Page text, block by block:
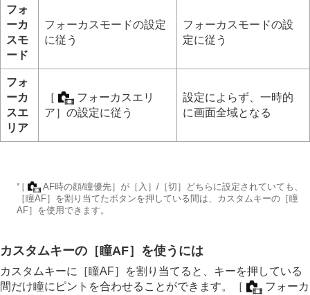
カメラの設定を変更する
スマートフォンでできること
パソコンでできること
クラウドサービスを利用する
資料
故障かな？と思ったら
フォ
ーカ
スモ
ード
フォーカスモードの設定
に従う
フォーカスモードの設
定に従う
フォ
ーカ
スエ
リア
［
フォーカスエリ
ア］ の設定に従う
設定によらず、一時的
に画面全域となる
*［ AF時の顔/瞳優先］ が ［入］/ ［切］
どちらに設定されていても、
［瞳AF］ を割り当てたボタンを押している間は、カスタムキーの ［瞳
AF］ を使用できます。
カスタムキーの ［瞳AF］ を使うには
カスタムキーに ［瞳AF］
を割り当てると、キーを押している
間だけ瞳にピントを合わせることができます。
［
フォーカ